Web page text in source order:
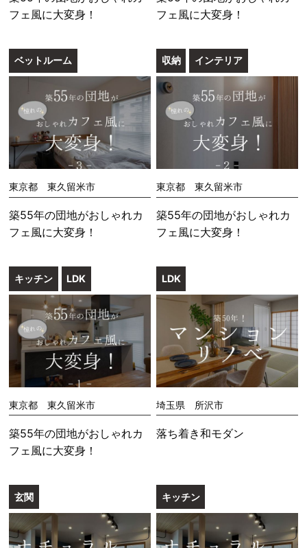
フェ風に大変身！
フェ風に大変身！
ベットルーム
東京都 東久留米市
築55年の団地がおしゃれカ
フェ風に大変身！
収納 インテリア
東京都 東久留米市
築55年の団地がおしゃれカ
フェ風に大変身！
キッチン LDK
東京都 東久留米市
築55年の団地がおしゃれカ
フェ風に大変身！
LDK
埼玉県 所沢市
落ち着き和モダン
玄関 キッチン